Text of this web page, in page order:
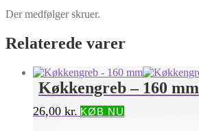
Der medfølger skruer.
Relaterede varer
Køkkengreb – 160 mm
26,00 kr. KØB NU